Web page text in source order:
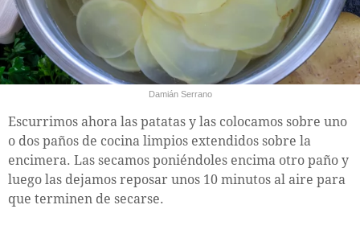
Damián Serrano
Escurrimos ahora las patatas y las colocamos sobre uno
o dos paños de cocina limpios extendidos sobre la
encimera. Las secamos poniéndoles encima otro paño y
luego las dejamos reposar unos 10 minutos al aire para
que terminen de secarse.